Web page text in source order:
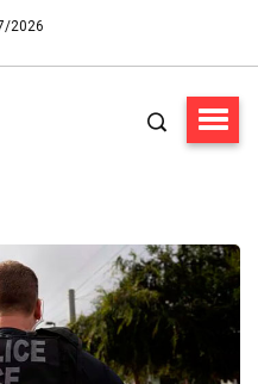
2026